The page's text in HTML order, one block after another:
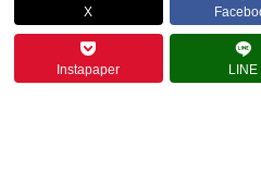
X
Instapaper LINE